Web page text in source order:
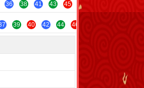
36 38 41 43 45 47
39 40 42 44 46